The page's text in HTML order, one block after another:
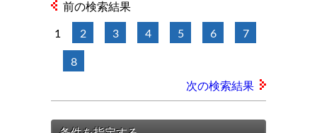
前の検索結果
1 2 3 4 5 6 7
8
次の検索結果